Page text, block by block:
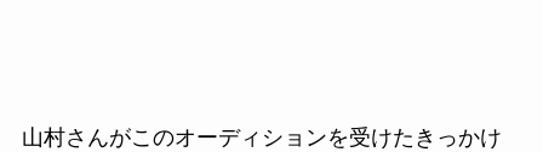
山村さんがこのオーディションを受けたきっかけ